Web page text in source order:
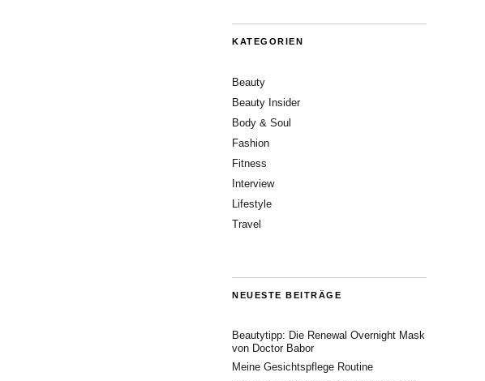
KATEGORIEN
Beauty
Beauty Insider
Body & Soul
Fashion
Fitness
Interview
Lifestyle
Travel
NEUESTE BEITRÄGE
Beautytipp: Die Renewal Overnight Mask
von Doctor Babor
Meine Gesichtspflege Routine